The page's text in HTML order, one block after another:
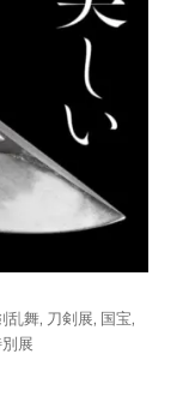
乱舞, 刀剣展, 国宝,
展